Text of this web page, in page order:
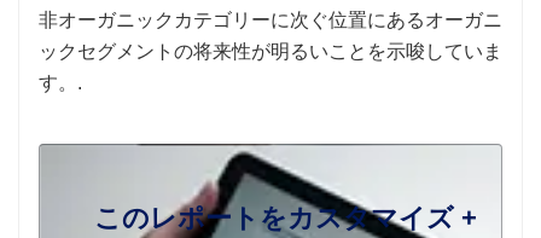
非オーガニックカテゴリーに次ぐ位置にあるオーガニ
ックセグメントの将来性が明るいことを示唆していま
す。.
このレポートをカスタマイズ +